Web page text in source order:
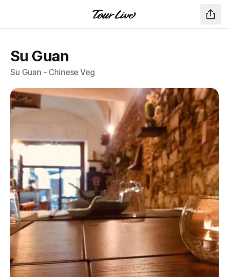
Su Guan
Su Guan - Chinese Veg